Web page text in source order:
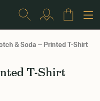
& Soda — Printed T-Shirt
T-Shirt